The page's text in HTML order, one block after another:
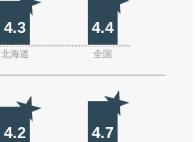
4.3 4.4
北海道 全国
4.2 4.7